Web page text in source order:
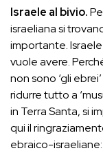
Israele al bivio.
israeliana si
importante.
vuole avere.
non sono ‘gli
ridurre tutto a
in Terra Santa, si
qui il
ebraico-